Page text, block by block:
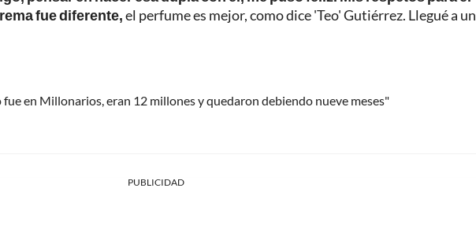
fue diferente,el perfume es mejor, como dice 'Teo' Gutiérrez. Llegué a
en Millonarios, eran 12 millones y quedaron debiendo nueve meses"
PUBLICIDAD